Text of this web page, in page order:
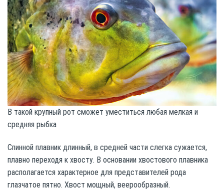
В такой крупный рот сможет уместиться любая мелкая и
средняя рыбка
Спинной плавник длинный, в средней части слегка сужается,
плавно переходя к хвосту. В основании хвостового плавника
располагается характерное для представителей рода
глазчатое пятно. Хвост мощный, веерообразный.